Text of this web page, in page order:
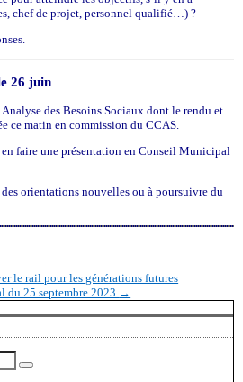
chef de projet, personnel qualifié…) ?
26 juin
des Besoins Sociaux dont le rendu et
ce matin en commission du CCAS.
faire une présentation en Conseil Municipal
orientations nouvelles ou à poursuivre du
le rail pour les générations futures
du 25 septembre 2023 →